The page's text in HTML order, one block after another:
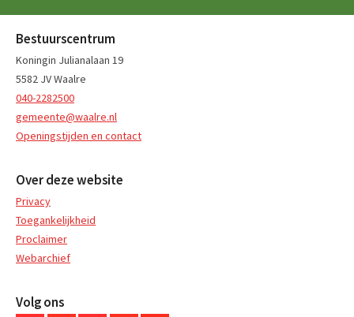
Bestuurscentrum
Koningin Julianalaan 19
5582 JV Waalre
040-2282500
gemeente@waalre.nl
Openingstijden en contact
Over deze website
Privacy
Toegankelijkheid
Proclaimer
Webarchief
Volg ons